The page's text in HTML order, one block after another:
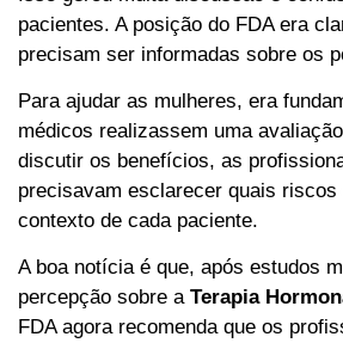
pacientes. A posição do FDA era
precisam ser informadas sobre os
Para ajudar as mulheres, era
médicos realizassem uma
discutir os benefícios, as
precisavam esclarecer quais
contexto de cada paciente.
A boa notícia é que, após estudos
percepção sobre a Terapia
FDA agora recomenda que os